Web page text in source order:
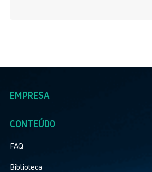
EMPRESA
CONTEÚDO
FAQ
Biblioteca